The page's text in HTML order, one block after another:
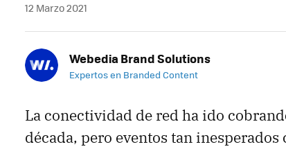
12 Marzo 2021
Webedia Brand Solutions
Expertos en Branded Content
La conectividad de red ha ido
década, pero eventos tan